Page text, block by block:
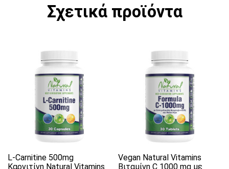
Σχετικά προϊόντα
L-Carnitine 500mg
Καρνιτίνη Natural Vitamins
Vegan Natural Vitamins
Βιταμίνη C 1000 mg με
Αυτό το προϊόν έχει